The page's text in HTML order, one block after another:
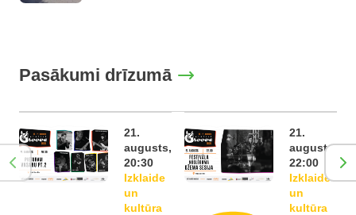
Pasākumi drīzumā
21.
augusts,
20:30
Izklaide
un
kultūra
21.
augusts,
22:00
Izklaide
un
kultūra